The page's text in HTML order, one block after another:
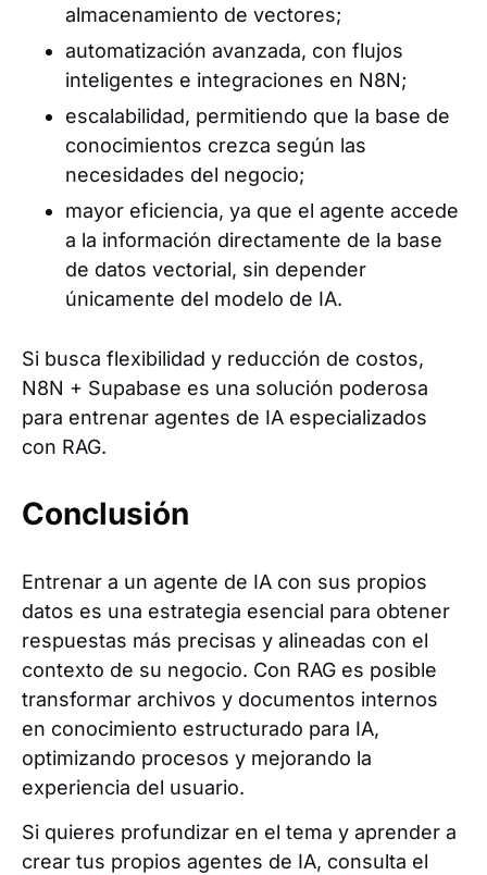
almacenamiento de vectores;
automatización avanzada, con flujos
inteligentes e integraciones en N8N;
escalabilidad, permitiendo que la base de
conocimientos crezca según las
necesidades del negocio;
mayor eficiencia, ya que el agente accede
a la información directamente de la base
de datos vectorial, sin depender
únicamente del modelo de IA.
Si busca flexibilidad y reducción de costos,
N8N + Supabase es una solución poderosa
para entrenar agentes de IA especializados
con RAG.
Conclusión
Entrenar a un agente de IA con sus propios
datos es una estrategia esencial para obtener
respuestas más precisas y alineadas con el
contexto de su negocio. Con RAG es posible
transformar archivos y documentos internos
en conocimiento estructurado para IA,
optimizando procesos y mejorando la
experiencia del usuario.
Si quieres profundizar en el tema y aprender a
crear tus propios agentes de IA, consulta el